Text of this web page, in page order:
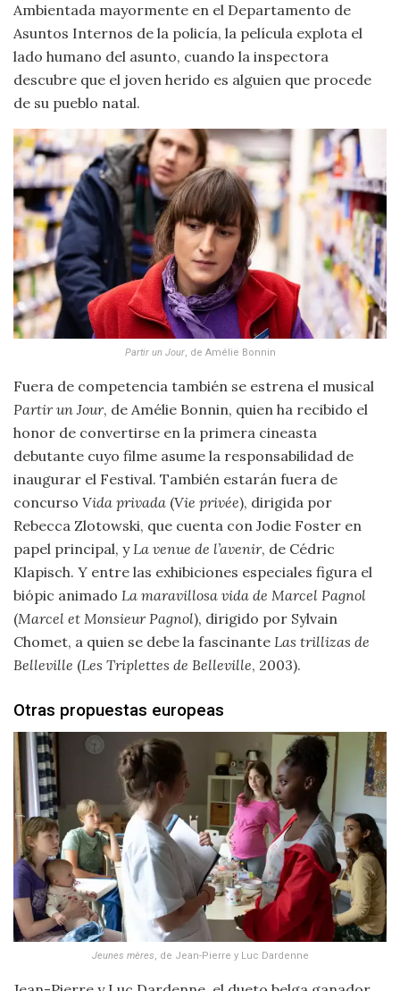
Ambientada mayormente en el Departamento de
Asuntos Internos de la policía, la película explota el
lado humano del asunto, cuando la inspectora
descubre que el joven herido es alguien que procede
de su pueblo natal.
Partir un Jour, de Amélie Bonnin
Fuera de competencia también se estrena el musical
Partir un Jour, de Amélie Bonnin, quien ha recibido el
honor de convertirse en la primera cineasta
debutante cuyo filme asume la responsabilidad de
inaugurar el Festival. También estarán fuera de
concurso Vida privada (Vie privée), dirigida por
Rebecca Zlotowski, que cuenta con Jodie Foster en
papel principal, yLa venue de l’avenir, de Cédric
Klapisch. Y entre las exhibiciones especiales figura el
biópic animado La maravillosa vida de Marcel Pagnol
(Marcel et Monsieur Pagnol), dirigido por Sylvain
Chomet, a quien se debe la fascinante Las trillizas de
Belleville (Les Triplettes de Belleville, 2003).
Otras propuestas europeas
Jeunes mères, de Jean-Pierre y Luc Dardenne